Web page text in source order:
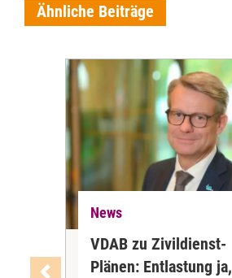
Ähnliche Beiträge
News
VDAB zu Zivildienst-
Plänen: Entlastung ja,